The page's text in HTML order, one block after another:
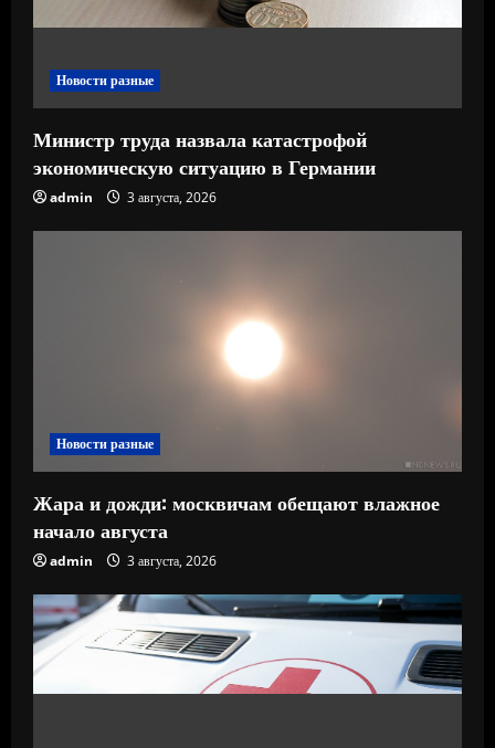
и
Новости разные
Министр труда назвала катастрофой
экономическую ситуацию в Германии
admin 3 августа, 2026
Новости разные
Жара и дожди: москвичам обещают влажное
начало августа
admin 3 августа, 2026